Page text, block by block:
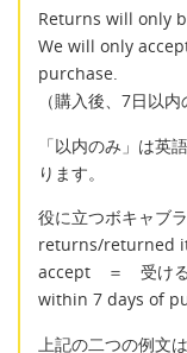
Returns will only
We will only
purchase.
（購入後、7日以
「以内のみ」は
ります。
役に立つボキャブ
returns/returned
accept ＝ 受ける
within 7 days of
上記の二つの例文